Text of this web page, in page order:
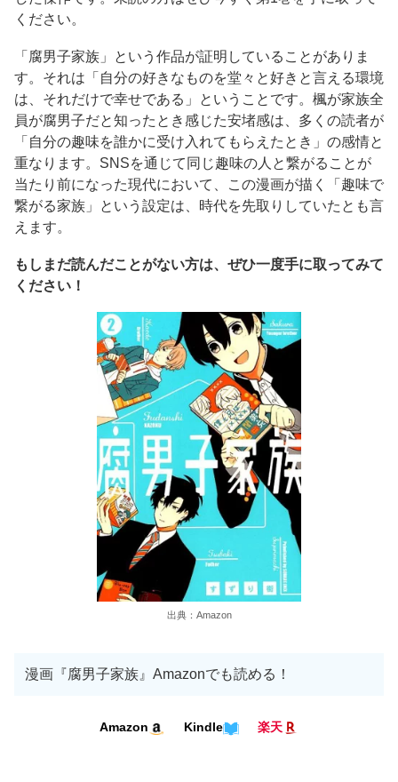
ください。
「腐男子家族」という作品が証明していることがありま
す。それは「自分の好きなものを堂々と好きと言える環境
は、それだけで幸せである」ということです。楓が家族全
員が腐男子だと知ったとき感じた安堵感は、多くの読者が
「自分の趣味を誰かに受け入れてもらえたとき」の感情と
重なります。SNSを通じて同じ趣味の人と繋がることが
当たり前になった現代において、この漫画が描く「趣味で
繋がる家族」という設定は、時代を先取りしていたとも言
えます。
もしまだ読んだことがない方は、ぜひ一度手に取ってみて
ください！
出典：Amazon
漫画『腐男子家族』Amazonでも読める！
Amazon Kindle 楽天